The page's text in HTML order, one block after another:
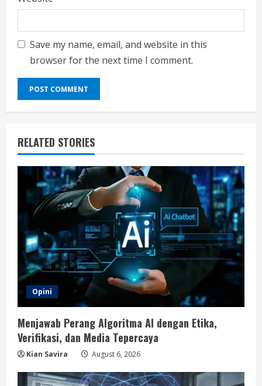
Save my name, email, and website in this
browser for the next time I comment.
RELATED STORIES
Opini
Menjawab Perang Algoritma AI dengan Etika,
Verifikasi, dan Media Tepercaya
Kian Savira August 6, 2026